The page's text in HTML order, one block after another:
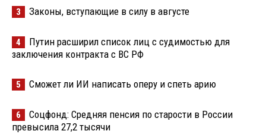
3 Законы, вступающие в силу в августе
4
Путин расширил список лиц с судимостью для
заключения контракта с ВС РФ
5 Сможет ли ИИ написать оперу и спеть арию
6
Соцфонд: Средняя пенсия по старости в России
превысила 27,2 тысячи